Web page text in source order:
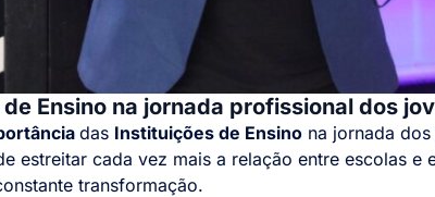
Ensino na jornada profissional dos
das Instituições de Ensino na jornada dos
estreitar cada vez mais a relação entre escolas e
transformação.